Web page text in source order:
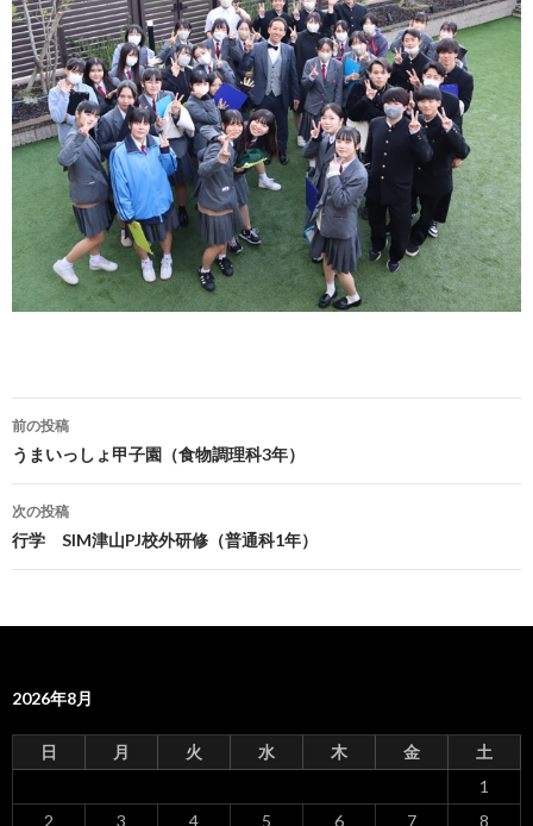
投
稿
ナ
ゲ
シ
ョ
ン
前の投稿
うまいっしょ甲子園（食物調理科3年）
次の投稿
行学 SIM津山PJ校外研修（普通科1年）
2026年8月
日 月 火 水 木 金
土
1
2
3 4 5 6 7 8